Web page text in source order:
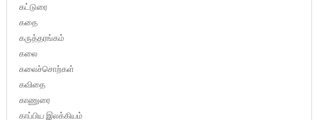
கட்டுரை
கதை
கருத்தரங்கம்
கலை
கலைச்சொற்கள்
கவிதை
காணுரை
காப்பிய இலக்கியம்